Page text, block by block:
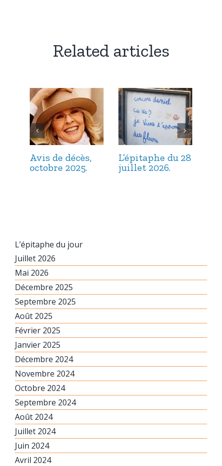
Related articles
Avis de décès,
octobre 2025.
L’épitaphe du 28
juillet 2026.
L’épitaphe du jour
Juillet 2026
Mai 2026
Décembre 2025
Septembre 2025
Août 2025
Février 2025
Janvier 2025
Décembre 2024
Novembre 2024
Octobre 2024
Septembre 2024
Août 2024
Juillet 2024
Juin 2024
Avril 2024